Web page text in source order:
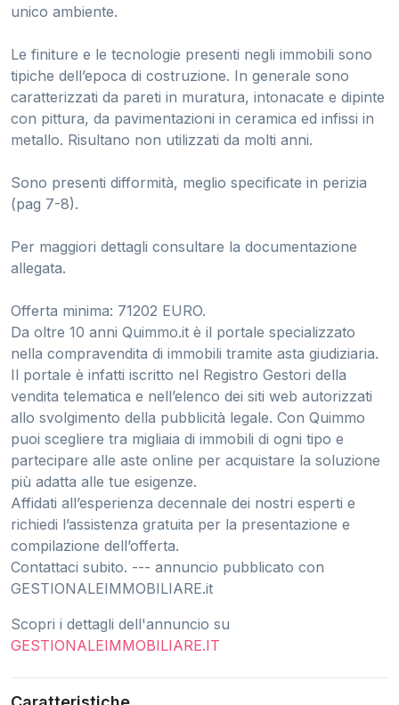
unico ambiente.
Le finiture e le tecnologie presenti negli immobili sono
tipiche dell’epoca di costruzione. In generale sono
caratterizzati da pareti in muratura, intonacate e dipinte
con pittura, da pavimentazioni in ceramica ed infissi in
metallo. Risultano non utilizzati da molti anni.
Sono presenti difformità, meglio specificate in perizia
(pag 7-8).
Per maggiori dettagli consultare la documentazione
allegata.
Offerta minima: 71202 EURO.
Da oltre 10 anni Quimmo.it è il portale specializzato
nella compravendita di immobili tramite asta giudiziaria.
Il portale è infatti iscritto nel Registro Gestori della
vendita telematica e nell’elenco dei siti web autorizzati
allo svolgimento della pubblicità legale. Con Quimmo
puoi scegliere tra migliaia di immobili di ogni tipo e
partecipare alle aste online per acquistare la soluzione
più adatta alle tue esigenze.
Affidati all’esperienza decennale dei nostri esperti e
richiedi l’assistenza gratuita per la presentazione e
compilazione dell’offerta.
Contattaci subito. --- annuncio pubblicato con
GESTIONALEIMMOBILIARE.it
Scopri i dettagli dell'annuncio su
GESTIONALEIMMOBILIARE.IT